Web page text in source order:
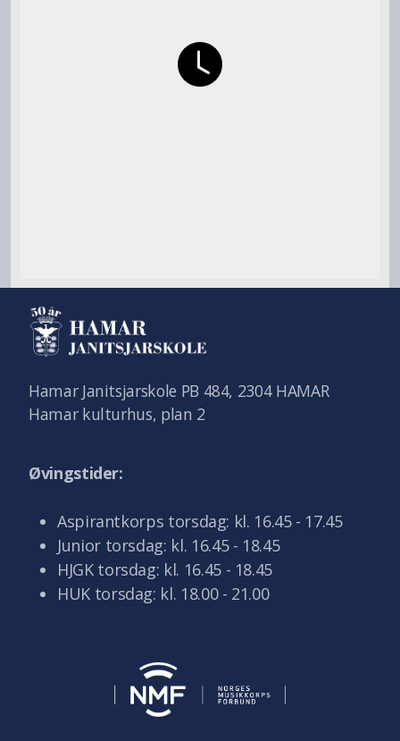
Hamar Janitsjarskole PB 484, 2304 HAMAR
Hamar kulturhus, plan 2
Øvingstider:
Aspirantkorps torsdag: kl. 16.45 - 17.45
Junior torsdag: kl. 16.45 - 18.45
HJGK torsdag: kl. 16.45 - 18.45
HUK torsdag: kl. 18.00 - 21.00